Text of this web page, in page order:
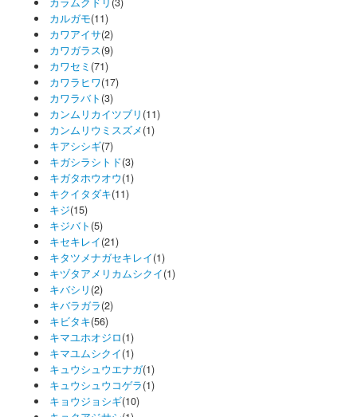
カルガモ(11)
カワアイサ(2)
カワガラス(9)
カワセミ (71)
カワラヒワ(17)
カワラバト (3)
カンムリカイツブリ (11)
カンムリウミスズメ(1)
キアシシギ(7)
キガシラシトド(3)
キガタホウオウ(1)
キクイタダキ(11)
キジ(15)
キジバト (5)
キセキレイ(21)
キタツメナガセキレイ(1)
キヅタアメリカムシクイ(1)
キバシリ (2)
キバラガラ(2)
キビタキ(56)
キマユホオジロ(1)
キマユムシクイ(1)
キュウシュウエナガ(1)
キュウシュウコゲラ(1)
キョウジョシギ(10)